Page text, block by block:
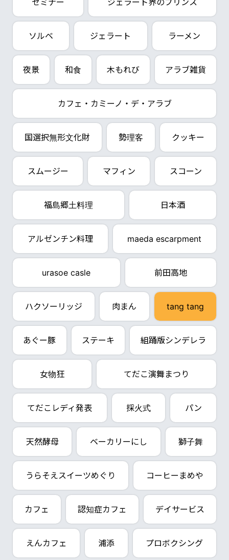
セミナー ジェラート界のプリンス
ソルベ ジェラート ラーメン
夜景 和食 木もれび アラブ雑貨
カフェ・カミーノ・デ・アラブ
国選択無形文化財 勢理客 クッキー
スムージー マフィン スコーン
福島郷土料理 日本酒
アルゼンチン料理 maeda escarpment
urasoe casle 前田高地
ハクソーリッジ 肉まん tang tang
あぐー豚 ステーキ 組踊版シンデレラ
女物狂 てだこ演舞まつり
てだこレディ発表 採火式 パン
天然酵母 ベーカリーにし 獅子舞
うらそえスイーツめぐり コーヒーまめや
カフェ 認知症カフェ デイサービス
えんカフェ 浦添 プロボクシング